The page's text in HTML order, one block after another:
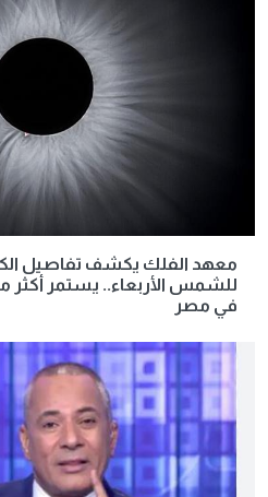
معهد الفلك يكشف تفاصيل
في مصر